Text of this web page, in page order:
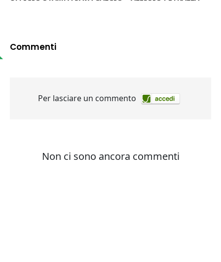
Commenti